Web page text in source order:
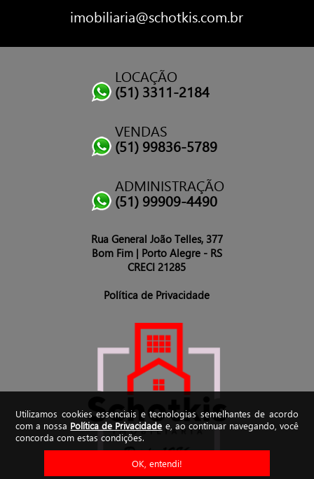
Utilizamos cookies essenciais e tecnologias semelhantes de acordo
com a nossa Política de Privacidade e, ao continuar navegando, você
concorda com estas condições.
OK, entendi!
imobiliaria@schotkis.com.br
LOCAÇÃO
(51) 3311-2184
VENDAS
(51) 99836-5789
ADMINISTRAÇÃO
(51) 99909-4490
Rua General João Telles, 377
Bom Fim | Porto Alegre - RS
CRECI 21285
Política de Privacidade